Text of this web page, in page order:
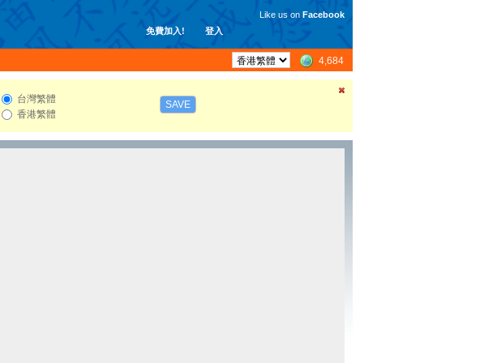
免費加入! 登入
Like us on Facebook
4,684
台灣繁體
香港繁體
SAVE